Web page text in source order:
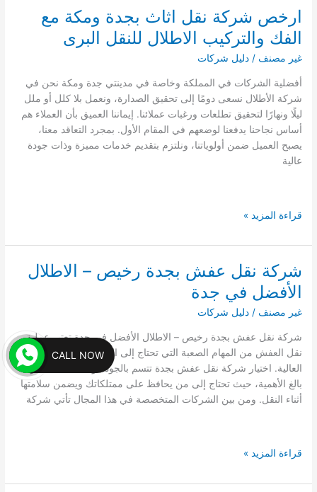
لتجنب
أخطاء
شائعة
عند
الأثاث
في
المملكة
العربية
السعودية”
ارخص شركة نقل اثاث بجدة ومكة مع
الفك والتركيب الاطلال للنقل البرى
غير مصنف /دليل شركات
أفضلية الشركات في المملكة وخاصة في مدينتي جدة ومكة نحن في
شركة الأطلال نسعى دومًا إلى تحقيق الصدارة، ونعمل بلا كلل أو ملل
ليلًا ونهارًا لتحقيق تطلعات ورغبات عملائنا. إيماننا العميق بأن العملاء هم
أساس نجاحنا يدفعنا لوضعهم في المقام الأول. بمجرد التعاقد معنا،
يصبح العميل ضمن أولوياتنا، ونلتزم بتقديم خدمات مميزة وذات جودة
عالية
ارخص
نقل
بجدة
ومكة
مع
والتركيب
الاطلال
للنقل
البرى
قراءة المزيد »
شركة نقل عفش بجدة رخيص – الاطلال
الأفضل في جدة
غير مصنف /دليل شركات
شركة نقل عفش بجدة رخيص – الاطلال الأفضل في جدة تعتبر عملية
نقل العفش من المهام الصعبة التي تحتاج إلى التخطيط والاحترافية
العالية. اختيار شركة نقل عفش بجدة تتسم بالجودة والكفاءة يعد أمرًا
بالغ الأهمية، حيث تحتاج إلى من يحافظ على ممتلكاتك ويضمن سلامتها
أثناء النقل. ومن بين الشركات المتخصصة في هذا المجال تأتي شركة
شركة
عفش
قراءة المزيد »
CALL NOW